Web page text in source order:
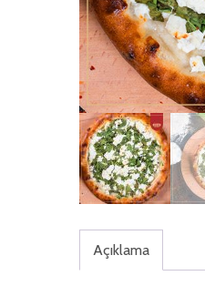
Açıklama